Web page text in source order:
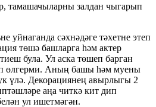
тамашачыларны залдан чыгарып
уйнаганда сәхнәдәге тәхетне этеп
төшә башларга һәм актер
була. Ул аска төшеп барган
өлгерми. Аның башы һәм муены
үлә. Декорациянең авырлыгы 2
аңа читкә кит дип
ул ишетмәгән.